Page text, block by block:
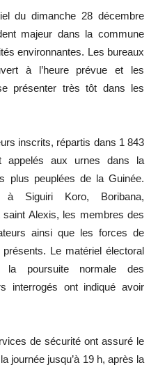
du dimanche 28 décembre
majeur dans la commune
environnantes. Les bureaux
à l’heure prévue et les
présenter très tôt dans les
inscrits, répartis dans 1 843
appelés aux urnes dans la
plus peuplées de la Guinée.
Siguiri Koro, Boribana,
saint Alexis, les membres des
ainsi que les forces de
Le matériel électoral
la poursuite normale des
interrogés ont indiqué avoir
de sécurité ont assuré le
journée jusqu’à 19 h, après la